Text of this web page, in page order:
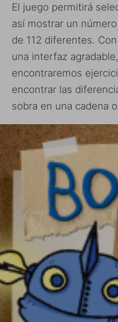
El juego permitirá
así mostrar un
de 112 diferentes.
una interfaz
encontraremos
encontrar las
sobra en una cadena